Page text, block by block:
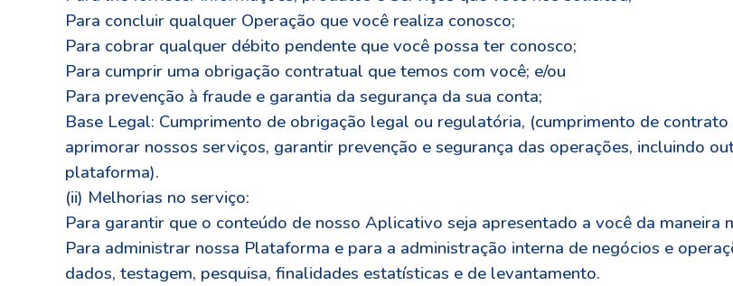
Para concluir qualquer Operação que você realiza conosco;
Para cobrar qualquer débito pendente que você possa ter conosco;
Para cumprir uma obrigação contratual que temos com você; e/ou
Para prevenção à fraude e garantia da segurança da sua conta;
Base Legal: Cumprimento de obrigação legal ou regulatória, (cumprimento de
aprimorar nossos serviços, garantir prevenção e segurança das operações, incluindo
plataforma).
(ii) Melhorias no serviço:
Para garantir que o conteúdo de nosso Aplicativo seja apresentado a você da maneira
Para administrar nossa Plataforma e para a administração interna de negócios e
dados, testagem, pesquisa, finalidades estatísticas e de levantamento.